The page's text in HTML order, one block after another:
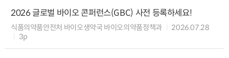
2026 글로벌 바이오 콘퍼런스(GBC) 사전 등록하세요!
식품의약품안전처 바이오생약국 바이오의약품정책과
2026.07.28
3p